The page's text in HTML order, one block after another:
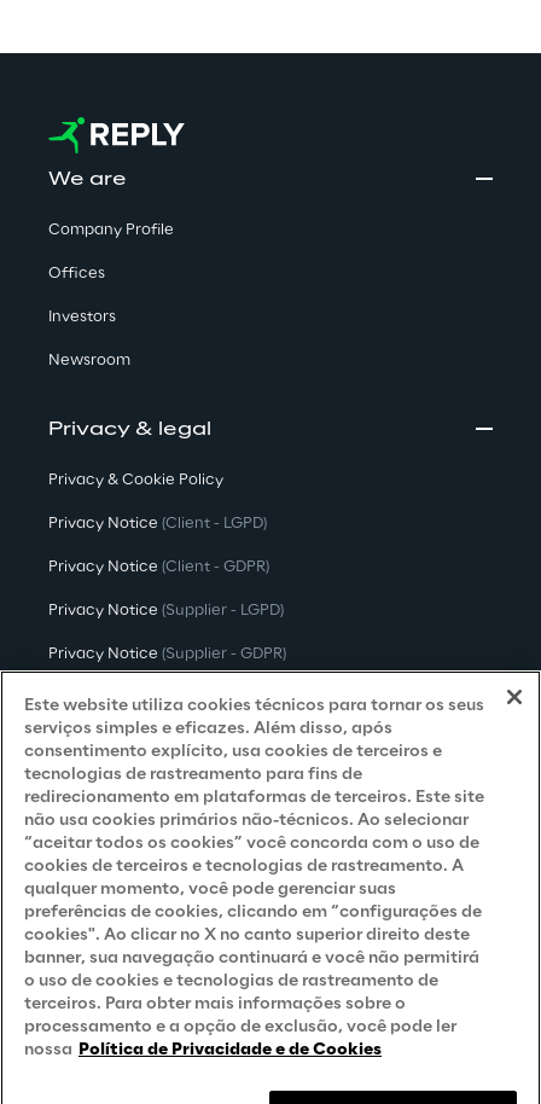
We are
Company Profile
Offices
Investors
Newsroom
Privacy & legal
Privacy & Cookie Policy
Privacy Notice (Client - LGPD)
Privacy Notice (Client - GDPR)
Privacy Notice (Supplier - LGPD)
Privacy Notice (Supplier - GDPR)
Privacy Notice (Candidate - LGPD)
Privacy Notice (Candidate - GDPR)
Privacy Notice(Marketing)
Accessibility Statement
Careers
Contacts
Este website utiliza cookies técnicos para tornar os seus
serviços simples e eficazes. Além disso, após
consentimento explícito, usa cookies de terceiros e
tecnologias de rastreamento para fins de
redirecionamento em plataformas de terceiros. Este site
não usa cookies primários não-técnicos. Ao selecionar
“aceitar todos os cookies” você concorda com o uso de
cookies de terceiros e tecnologias de rastreamento. A
qualquer momento, você pode gerenciar suas
preferências de cookies, clicando em “configurações de
cookies". Ao clicar no X no canto superior direito deste
banner, sua navegação continuará e você não permitirá
o uso de cookies e tecnologias de rastreamento de
terceiros. Para obter mais informações sobre o
processamento e a opção de exclusão, você pode ler
nossa Política de Privacidade e de Cookies